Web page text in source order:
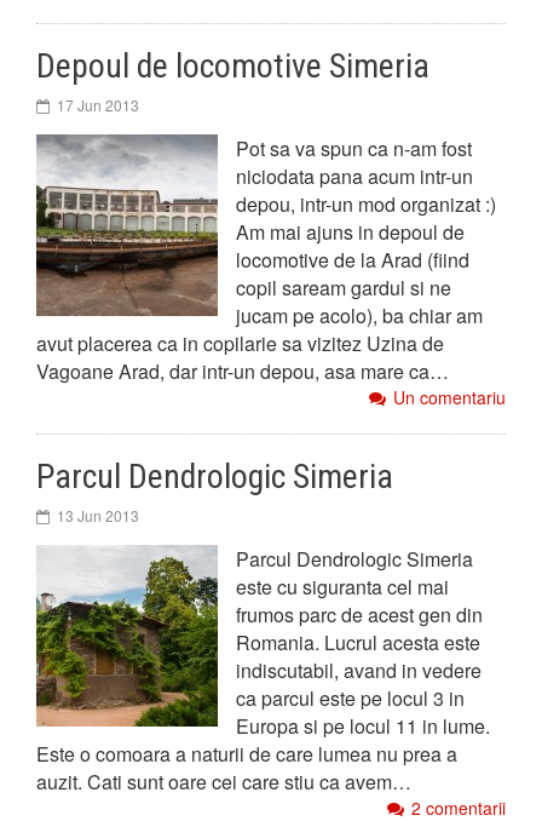
Depoul de locomotive Simeria
17 Jun 2013
Pot sa va spun ca n-am fost
niciodata pana acum intr-un
depou, intr-un mod organizat :)
Am mai ajuns in depoul de
locomotive de la Arad (fiind
copil saream gardul si ne
jucam pe acolo), ba chiar am
avut placerea ca in copilarie sa vizitez Uzina de
Vagoane Arad, dar intr-un depou, asa mare ca…
Un comentariu
Parcul Dendrologic Simeria
13 Jun 2013
Parcul Dendrologic Simeria
este cu siguranta cel mai
frumos parc de acest gen din
Romania. Lucrul acesta este
indiscutabil, avand in vedere
ca parcul este pe locul 3 in
Europa si pe locul 11 in lume.
Este o comoara a naturii de care lumea nu prea a
auzit. Cati sunt oare cei care stiu ca avem…
2 comentarii